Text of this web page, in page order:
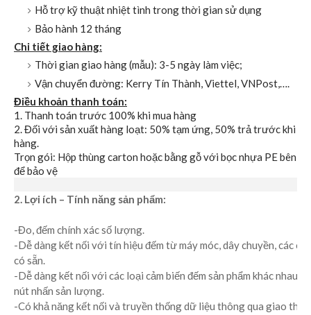
Hỗ trợ kỹ thuật nhiệt tình trong thời gian sử dụng
Bảo hành 12 tháng
Chi tiết giao hàng:
Thời gian giao hàng (mẫu): 3-5 ngày làm việc;
Vận chuyển đường: Kerry Tín Thành, Viettel, VNPost,….
Điều khoản thanh toán:
1. Thanh toán trước 100% khi mua hàng
2. Đối với sản xuất hàng loạt: 50% tạm ứng, 50% trả trước khi
hàng.
Trọn gói: Hộp thùng carton hoặc bằng gỗ với bọc nhựa PE bên
để bảo vệ
2. Lợi ích – Tính năng sản phẩm:
-Đo, đếm chính xác số lượng.
-Dễ dàng kết nối với tín hiệu đếm từ máy móc, dây chuyền, các
có sẵn.
-Dễ dàng kết nối với các loại cảm biến đếm sản phẩm khác nhau
nút nhấn sản lượng.
-Có khả năng kết nối và truyền thống dữ liệu thông qua giao thức